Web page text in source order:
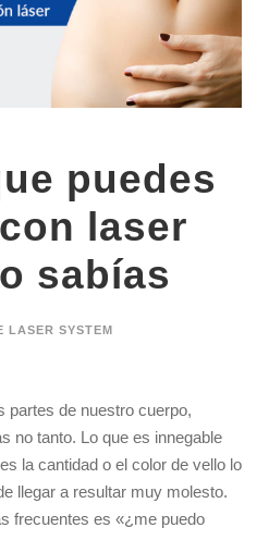
puedes
laser
sabías
LASER SYSTEM
partes de nuestro cuerpo,
no tanto. Lo que es innegable
la cantidad o el color de vello lo
llegar a resultar muy molesto.
frecuentes es «¿me puedo